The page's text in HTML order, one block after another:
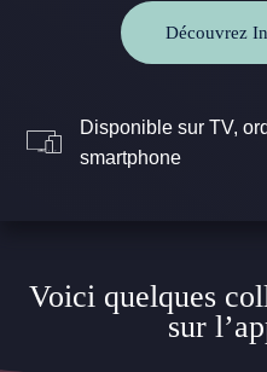
Découvrez
Disponible sur TV,
smartphone
Voici quelques
sur